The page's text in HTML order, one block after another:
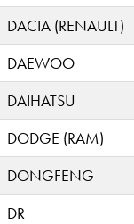
DACIA (RENAULT)
DAEWOO
DAIHATSU
DODGE (RAM)
DONGFENG
DR